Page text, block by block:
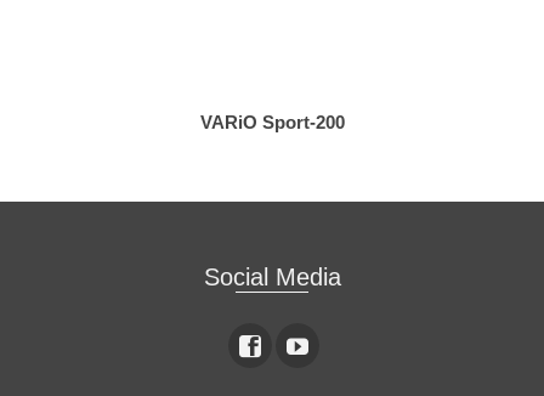
VARiO Sport-200
Social Media